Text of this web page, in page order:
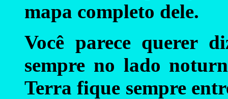
mapa completo dele.
Você parece querer
sempre no lado
Terra fique sempre